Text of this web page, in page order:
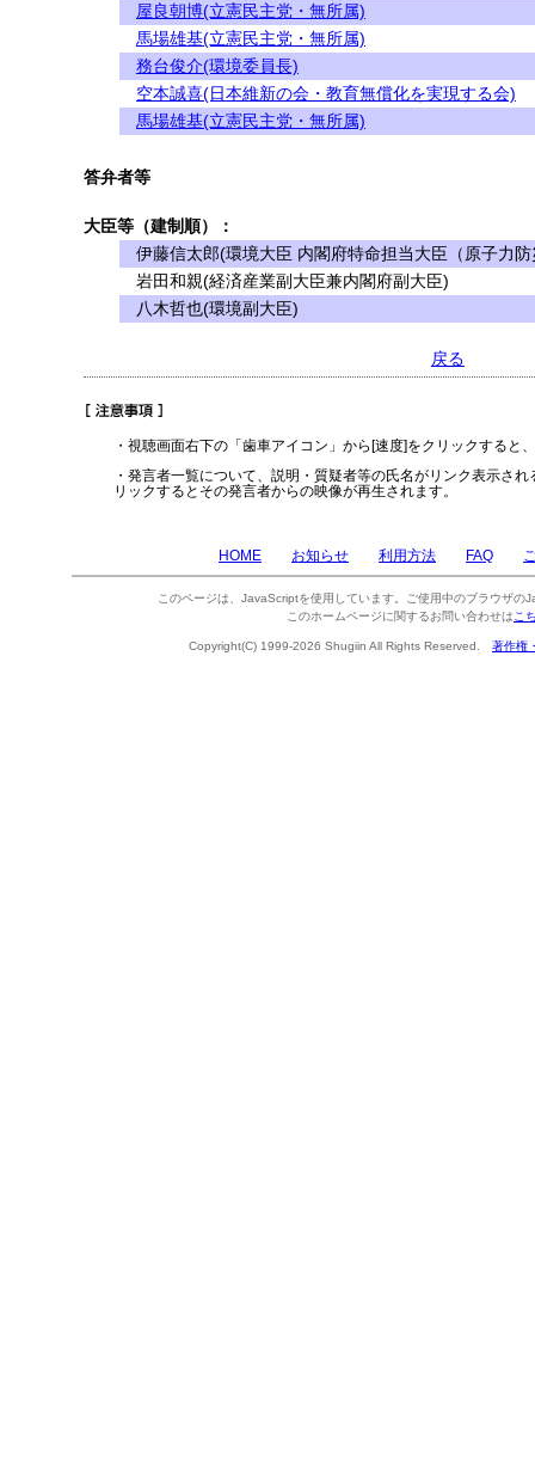
屋良朝博(立憲民主党・無所属)
馬場雄基(立憲民主党・無所属)
務台俊介(環境委員長)
空本誠喜(日本維新の会・教育無償化を実現する会)
馬場雄基(立憲民主党・無所属)
答弁者等
大臣等（建制順）：
伊藤信太郎(環境大臣 内閣府特命担当大臣（原子力防
岩田和親(経済産業副大臣兼内閣府副大臣)
八木哲也(環境副大臣)
戻る
・視聴画面右下の「歯車アイコン」から[速度]をクリックすると
・発言者一覧について、説明・質疑者等の氏名がリンク表示さ
リックするとその発言者からの映像が再生されます。
HOME お知らせ 利用方法 FAQ
このページは、JavaScriptを使用しています。ご使用中のブラウザの
このホームページに関するお問い合わせは こ
Copyright(C) 1999-2026 Shugiin All Rights Reserved. 著作権